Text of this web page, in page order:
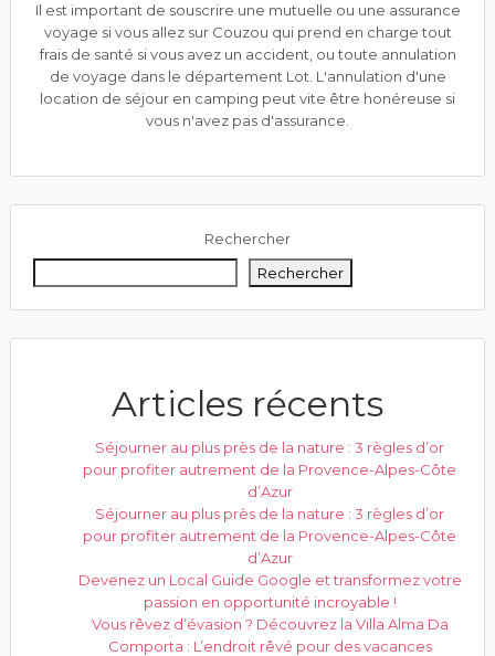
Il est important de souscrire une mutuelle ou une assurance
voyage si vous allez sur Couzou qui prend en charge tout
frais de santé si vous avez un accident, ou toute annulation
de voyage dans le département Lot. L'annulation d'une
location de séjour en camping peut vite être honéreuse si
vous n'avez pas d'assurance.
Rechercher
Rechercher
Articles récents
Séjourner au plus près de la nature : 3 règles d’or
pour profiter autrement de la Provence-Alpes-Côte
d’Azur
Séjourner au plus près de la nature : 3 règles d’or
pour profiter autrement de la Provence-Alpes-Côte
d’Azur
Devenez un Local Guide Google et transformez votre
passion en opportunité incroyable !
Vous rêvez d’évasion ? Découvrez la Villa Alma Da
Comporta : L’endroit rêvé pour des vacances